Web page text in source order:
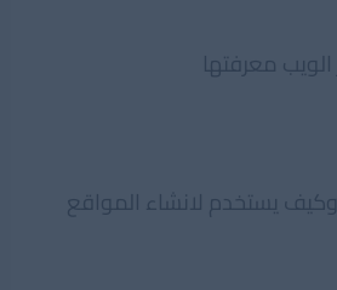
معرفتها
يستخدم لانشاء المواقع